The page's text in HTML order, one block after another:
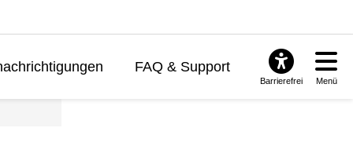
FAQ & Support
Barrierefrei Menü